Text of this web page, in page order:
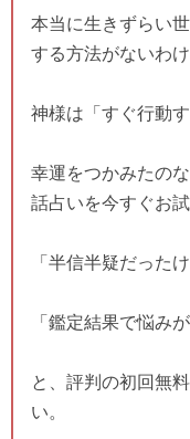
本当に生きずらい
する方法がないわ
神様は「すぐ行動
幸運をつかみたの
話占いを今すぐお試
「半信半疑だった
「鑑定結果で悩み
と、評判の初回無
い。